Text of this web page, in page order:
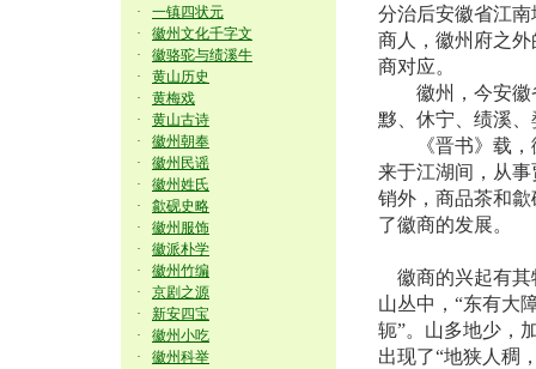
·
一镇四状元
·
徽州文化千字文
·
徽骆驼与绩溪牛
·
黄山历史
·
黄梅戏
·
黄山古诗
·
徽州朝奉
·
徽州民谣
·
徽州姓氏
·
歙砚史略
·
徽州服饰
·
徽派朴学
·
徽州竹编
·
京剧之源
·
新安四宝
·
徽州小吃
·
徽州科举
分治后安徽省江
商人，徽州府之
商对应。
徽州，今安徽省
黟、休宁、绩溪
《晋书》载，徽
来于江湖间，从
销外，商品茶和
了徽商的发展。
徽商的兴起有其
山丛中，“东有大
轭”。山多地少，
出现了“地狭人稠